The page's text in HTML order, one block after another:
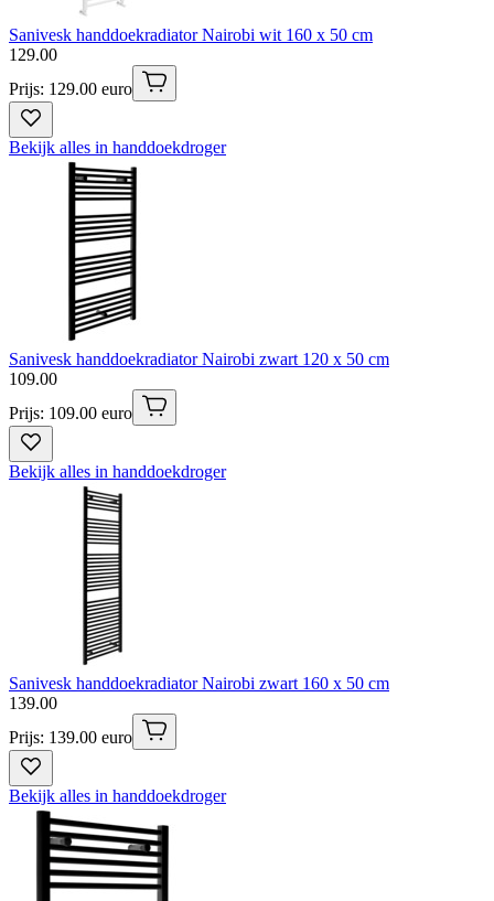
Sanivesk handdoekradiator Nairobi wit 160 x 50 cm
129.00
Prijs: 129.00 euro
Bekijk alles in handdoekdroger
Sanivesk handdoekradiator Nairobi zwart 120 x 50 cm
109.00
Prijs: 109.00 euro
Bekijk alles in handdoekdroger
Sanivesk handdoekradiator Nairobi zwart 160 x 50 cm
139.00
Prijs: 139.00 euro
Bekijk alles in handdoekdroger